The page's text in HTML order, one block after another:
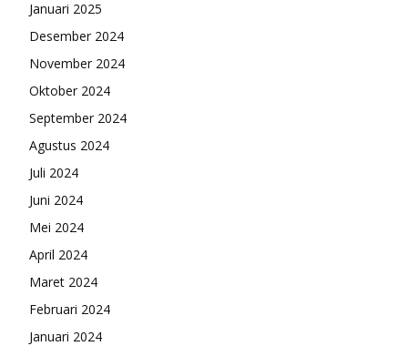
Januari 2025
Desember 2024
November 2024
Oktober 2024
September 2024
Agustus 2024
Juli 2024
Juni 2024
Mei 2024
April 2024
Maret 2024
Februari 2024
Januari 2024